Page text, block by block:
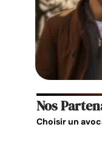
Nos
Choisir un